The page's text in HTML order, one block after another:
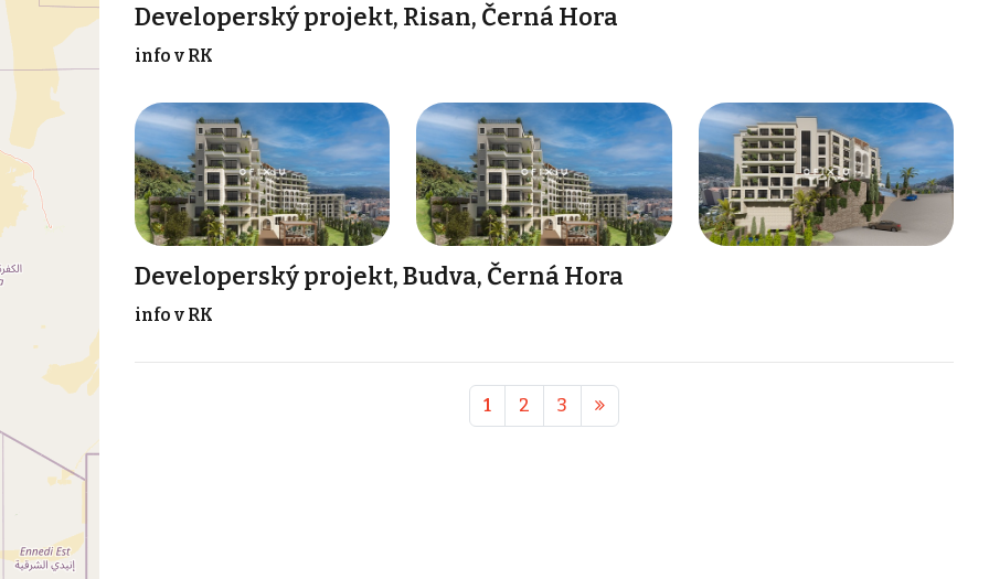
Developerský projekt, Risan, Černá Hora
info v RK
Developerský projekt, Budva, Černá Hora
info v RK
1 2 3